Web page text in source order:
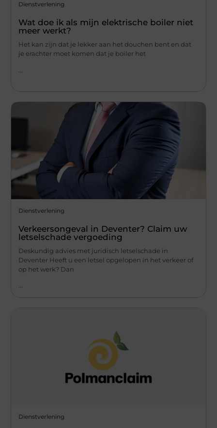
Dienstverlening
Wat doe ik als mijn elektrische boiler niet
meer werkt?
Het kan zijn dat je lekker aan het douchen bent en dat
je erachter moet komen dat je boiler het
Dienstverlening
Verkeersongeval in Deventer? Claim uw
letselschade vergoeding
Deskundig advies met juridisch letselschade in
Deventer Heeft u een letsel opgelopen in het verkeer of
op het werk? Dan
Dienstverlening